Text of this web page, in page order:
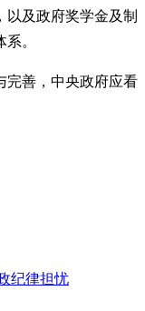
以及政府奖学金及制
。
完善，中央政府应看
纪律担忧